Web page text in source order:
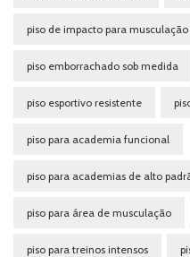
piso de impacto para musculação
piso emborrachado sob medida
piso esportivo resistente
piso para academia funcional
piso para academias de alto
piso para área de musculação
piso para treinos intensos